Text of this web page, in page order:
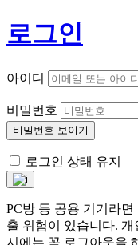
로그인
아이디
비밀번호
비밀번호 보이기
로그인 상태 유지
PC방 등 공용 기기라
출 위험이 있습니다.
시에는 꼭 로그아웃을